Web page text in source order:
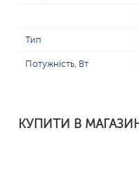
Тип
Потужність, Вт
КУПИТИ В